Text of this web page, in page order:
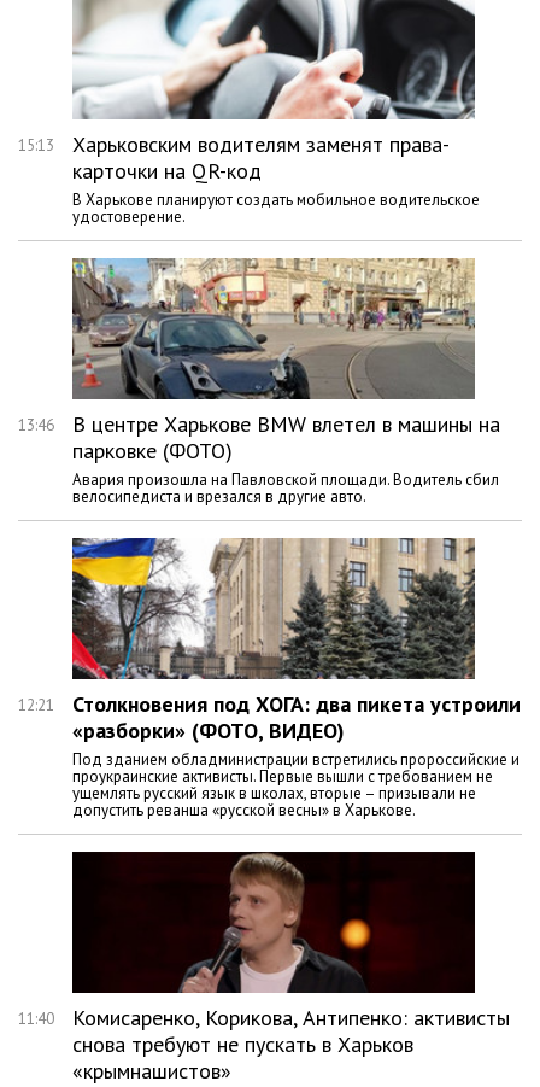
15:13
Харьковским водителям заменят права-
карточки на QR-код
В Харькове планируют создать мобильное водительское
удостоверение.
13:46
В центре Харькове BMW влетел в машины на
парковке (ФОТО)
Авария произошла на Павловской площади. Водитель сбил
велосипедиста и врезался в другие авто.
12:21
Столкновения под ХОГА: два пикета устроили
«разборки» (ФОТО, ВИДЕО)
Под зданием обладминистрации встретились пророссийские и
проукраинские активисты. Первые вышли с требованием не
ущемлять русский язык в школах, вторые – призывали не
допустить реванша «русской весны» в Харькове.
11:40
Комисаренко, Корикова, Антипенко: активисты
снова требуют не пускать в Харьков
«крымнашистов»